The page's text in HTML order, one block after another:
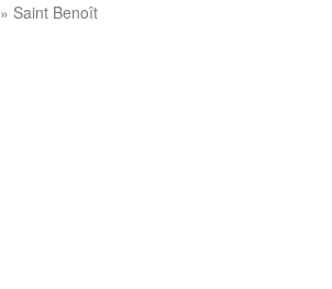
» Saint Benoît